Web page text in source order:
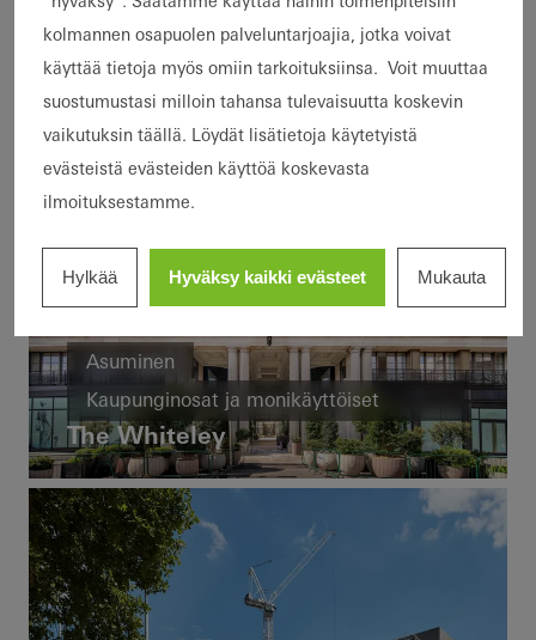
Asuminen
Kaupunginosat ja monikäyttöiset
rakennukset
Korjausrakentaminen
Energiatehokkuus
Julkisivut
United Kingdom
The Whiteley
kolmannen osapuolen palveluntarjoajia, jotka voivat
käyttää tietoja myös omiin tarkoituksiinsa. Voit muuttaa
suostumustasi milloin tahansa tulevaisuutta koskevin
vaikutuksin täällä. Löydät lisätietoja käytetyistä
evästeistä evästeiden käyttöä koskevasta
ilmoituksestamme.
Hylkää Hyväksy kaikki evästeet Mukauta